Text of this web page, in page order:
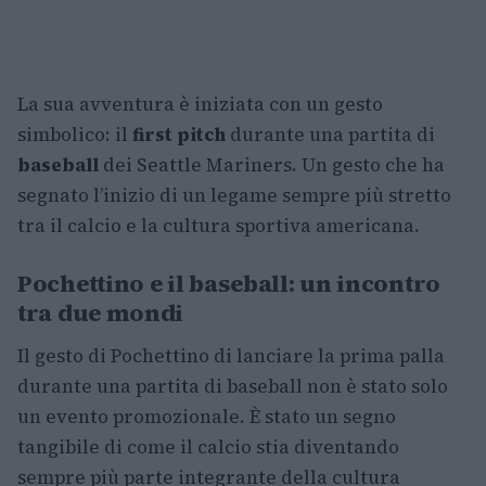
La sua avventura è iniziata con un gesto
simbolico: il first pitch durante una partita di
baseball dei Seattle Mariners. Un gesto che ha
segnato l’inizio di un legame sempre più stretto
tra il calcio e la cultura sportiva americana.
Pochettino e il baseball: un incontro
tra due mondi
Il gesto di Pochettino di lanciare la prima palla
durante una partita di baseball non è stato solo
un evento promozionale. È stato un segno
tangibile di come il calcio stia diventando
sempre più parte integrante della cultura